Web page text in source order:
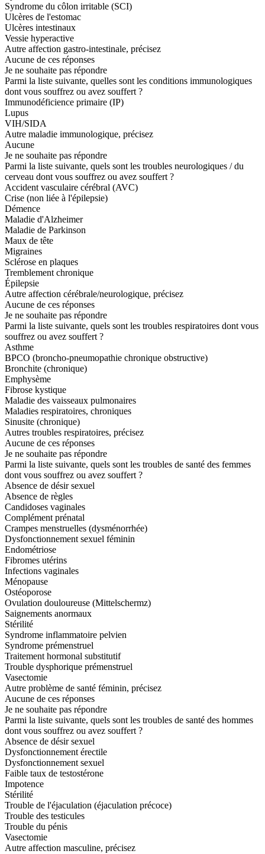
Syndrome du côlon irritable (SCI)
Ulcères de l'estomac
Ulcères intestinaux
Vessie hyperactive
Autre affection gastro-intestinale, précisez
Aucune de ces réponses
Je ne souhaite pas répondre
Parmi la liste suivante, quelles sont les conditions immunologiques
dont vous souffrez ou avez souffert ?
Immunodéficience primaire (IP)
Lupus
VIH/SIDA
Autre maladie immunologique, précisez
Aucune
Je ne souhaite pas répondre
Parmi la liste suivante, quels sont les troubles neurologiques / du
cerveau dont vous souffrez ou avez souffert ?
Accident vasculaire cérébral (AVC)
Crise (non liée à l'épilepsie)
Démence
Maladie d'Alzheimer
Maladie de Parkinson
Maux de tête
Migraines
Sclérose en plaques
Tremblement chronique
Épilepsie
Autre affection cérébrale/neurologique, précisez
Aucune de ces réponses
Je ne souhaite pas répondre
Parmi la liste suivante, quels sont les troubles respiratoires dont vous
souffrez ou avez souffert ?
Asthme
BPCO (broncho-pneumopathie chronique obstructive)
Bronchite (chronique)
Emphysème
Fibrose kystique
Maladie des vaisseaux pulmonaires
Maladies respiratoires, chroniques
Sinusite (chronique)
Autres troubles respiratoires, précisez
Aucune de ces réponses
Je ne souhaite pas répondre
Parmi la liste suivante, quels sont les troubles de santé des femmes
dont vous souffrez ou avez souffert ?
Absence de désir sexuel
Absence de règles
Candidoses vaginales
Complément prénatal
Crampes menstruelles (dysménorrhée)
Dysfonctionnement sexuel féminin
Endométriose
Fibromes utérins
Infections vaginales
Ménopause
Ostéoporose
Ovulation douloureuse (Mittelschermz)
Saignements anormaux
Stérilité
Syndrome inflammatoire pelvien
Syndrome prémenstruel
Traitement hormonal substitutif
Trouble dysphorique prémenstruel
Vasectomie
Autre problème de santé féminin, précisez
Aucune de ces réponses
Je ne souhaite pas répondre
Parmi la liste suivante, quels sont les troubles de santé des hommes
dont vous souffrez ou avez souffert ?
Absence de désir sexuel
Dysfonctionnement érectile
Dysfonctionnement sexuel
Faible taux de testostérone
Impotence
Stérilité
Trouble de l'éjaculation (éjaculation précoce)
Trouble des testicules
Trouble du pénis
Vasectomie
Autre affection masculine, précisez